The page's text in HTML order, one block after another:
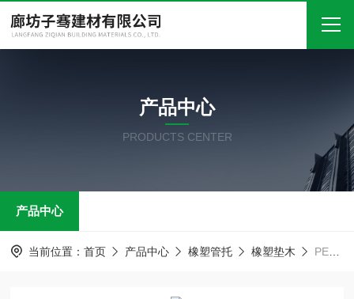
关于我们
产品中心
在线留言
产品中心
PRODUCTS CENTER
产品中心
当前位置： 首页 产品中心 橡塑管托 橡塑垫木 PE橡塑聚氨酯托码 全圆空调木托